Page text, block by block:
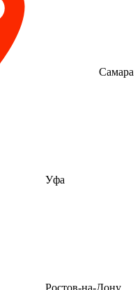
Самара
Уфа
Ростов-на-Дону